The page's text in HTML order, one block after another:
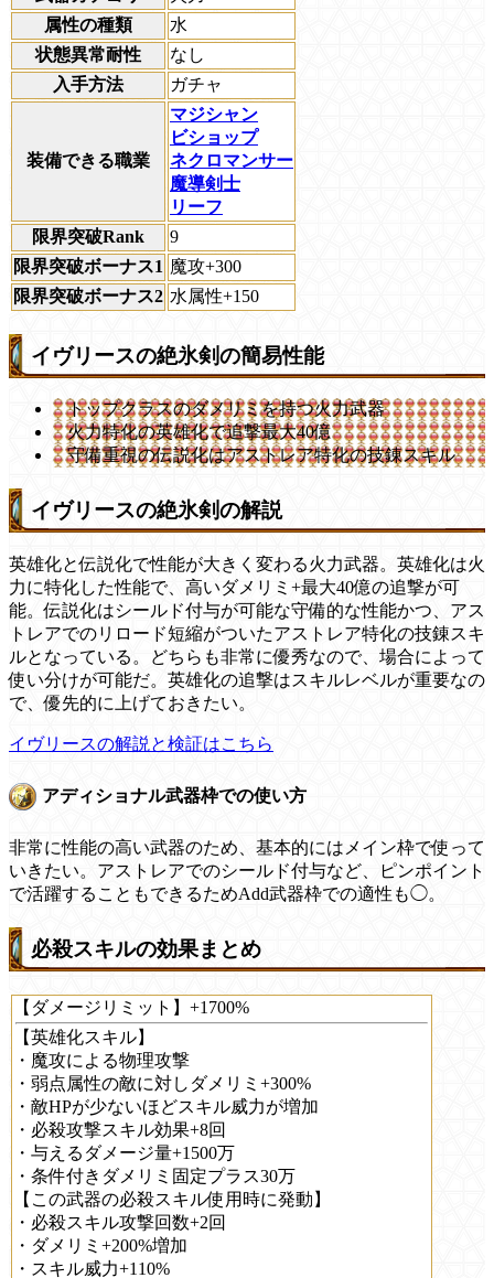
属性の種類
水
状態異常耐性
なし
入手方法
ガチャ
装備できる職業
マジシャン
ビショップ
ネクロマンサー
魔導剣士
リーフ
限界突破Rank
9
限界突破ボーナス1 魔攻+300
限界突破ボーナス2 水属性+150
イヴリースの絶氷剣の簡易性能
トップクラスのダメリミを持つ火力武器
火力特化の英雄化で追撃最大40億
守備重視の伝説化はアストレア特化の技錬スキル
イヴリースの絶氷剣の解説
英雄化と伝説化で性能が大きく変わる火力武器。英雄化は火
力に特化した性能で、高いダメリミ+最大40億の追撃が可
能。伝説化はシールド付与が可能な守備的な性能かつ、アス
トレアでのリロード短縮がついたアストレア特化の技錬スキ
ルとなっている。どちらも非常に優秀なので、場合によって
使い分けが可能だ。英雄化の追撃はスキルレベルが重要なの
で、優先的に上げておきたい。
イヴリースの解説と検証はこちら
アディショナル武器枠での使い方
非常に性能の高い武器のため、基本的にはメイン枠で使って
いきたい。アストレアでのシールド付与など、ピンポイント
で活躍することもできるためAdd武器枠での適性も◯。
必殺スキルの効果まとめ
【ダメージリミット】+1700%
【英雄化スキル】
・魔攻による物理攻撃
・弱点属性の敵に対しダメリミ+300%
・敵HPが少ないほどスキル威力が増加
・必殺攻撃スキル効果+8回
・与えるダメージ量+1500万
・条件付きダメリミ固定プラス30万
【この武器の必殺スキル使用時に発動】
・必殺スキル攻撃回数+2回
・ダメリミ+200%増加
・スキル威力+110%